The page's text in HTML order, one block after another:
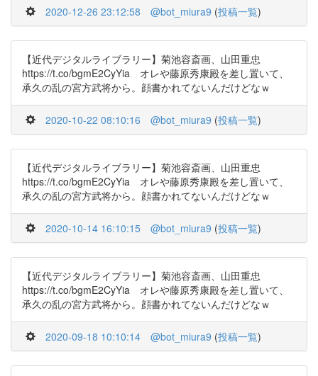
2020-12-26 23:12:58 @bot_miura9 (投稿一覧)
【近代デジタルライブラリー】菊池容斎画、山田重忠
https://t.co/bgmE2CyYia オレや藤原秀康殿を差し置いて、
承久の乱の宮方武将から。顔書かれてないんだけどなｗ
2020-10-22 08:10:16 @bot_miura9 (投稿一覧)
【近代デジタルライブラリー】菊池容斎画、山田重忠
https://t.co/bgmE2CyYia オレや藤原秀康殿を差し置いて、
承久の乱の宮方武将から。顔書かれてないんだけどなｗ
2020-10-14 16:10:15 @bot_miura9 (投稿一覧)
【近代デジタルライブラリー】菊池容斎画、山田重忠
https://t.co/bgmE2CyYia オレや藤原秀康殿を差し置いて、
承久の乱の宮方武将から。顔書かれてないんだけどなｗ
2020-09-18 10:10:14 @bot_miura9 (投稿一覧)